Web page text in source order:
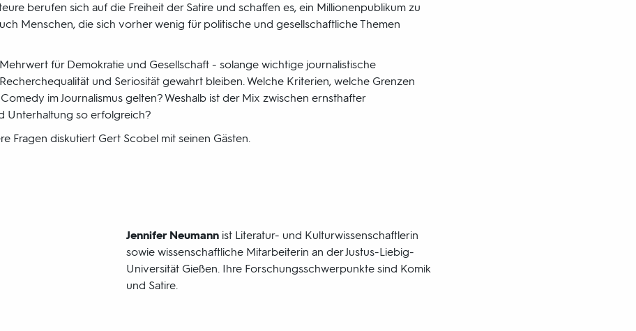
berufen sich auf die Freiheit der Satire und schaffen es, ein Millionenpublikum zu
Menschen, die sich vorher wenig für politische und gesellschaftliche Themen
für Demokratie und Gesellschaft - solange wichtige journalistische
und Seriosität gewahrt bleiben. Welche Kriterien, welche Grenzen
im Journalismus gelten? Weshalb ist der Mix zwischen ernsthafter
Unterhaltung so erfolgreich?
Fragen diskutiert Gert Scobel mit seinen Gästen.
Jennifer Neumannist Literatur- und Kulturwissenschaftlerin
sowie wissenschaftliche Mitarbeiterin an der Justus-Liebig-
Universität Gießen. Ihre Forschungsschwerpunkte sind Komik
und Satire.